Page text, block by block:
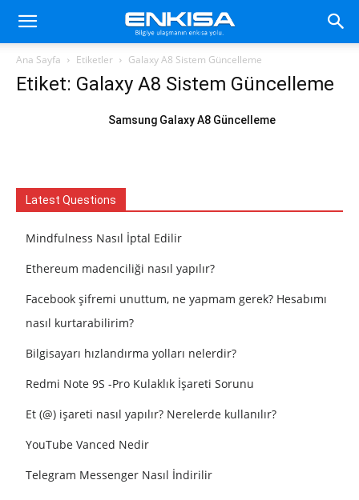
Ana Sayfa Etiketler Galaxy A8 Sistem Güncelleme
Etiket: Galaxy A8 Sistem Güncelleme
Samsung Galaxy A8 Güncelleme
Latest Questions
Mindfulness Nasıl İptal Edilir
Ethereum madenciliği nasıl yapılır?
Facebook şifremi unuttum, ne yapmam gerek? Hesabımı
nasıl kurtarabilirim?
Bilgisayarı hızlandırma yolları nelerdir?
Redmi Note 9S -Pro Kulaklık İşareti Sorunu
Et (@) işareti nasıl yapılır? Nerelerde kullanılır?
YouTube Vanced Nedir
Telegram Messenger Nasıl İndirilir